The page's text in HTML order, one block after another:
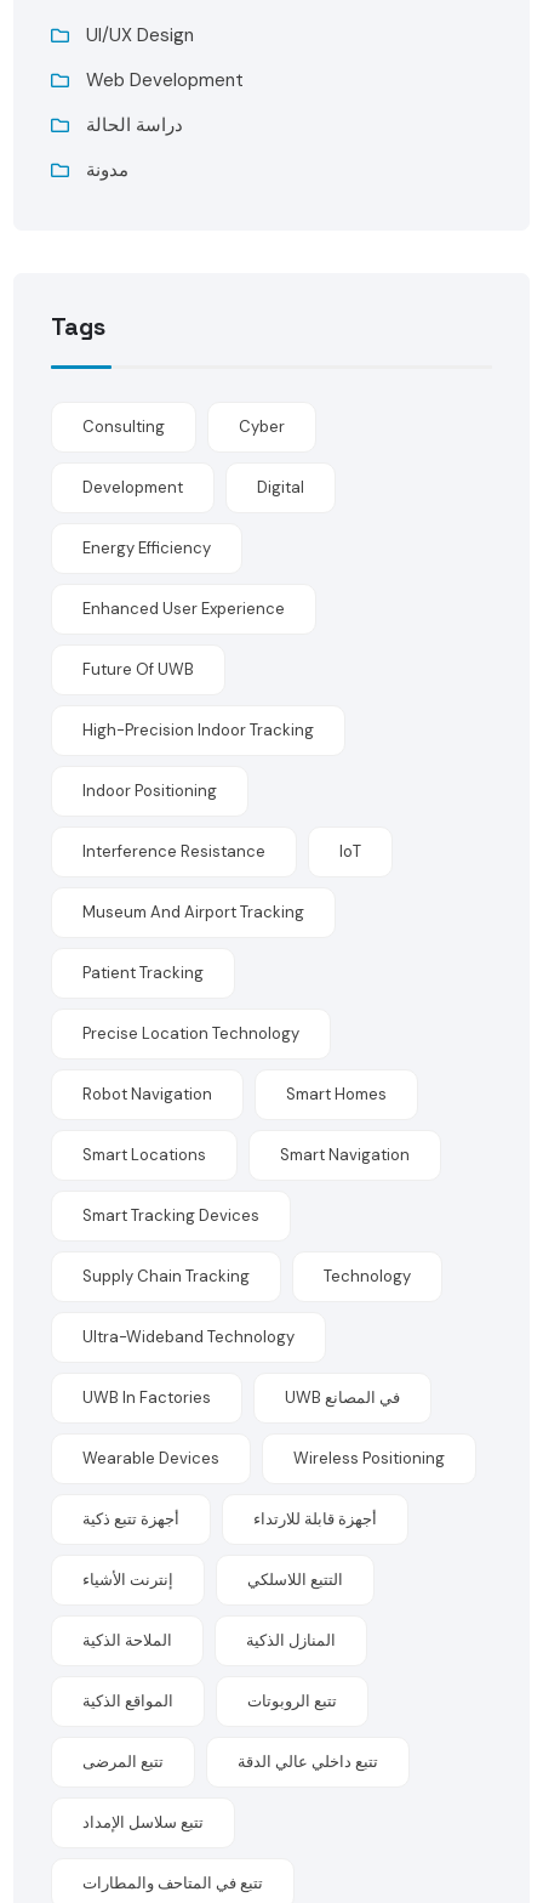
UI/UX Design
Web Development
دراسة الحالة
مدونة
Tags
Consulting Cyber
Development Digital
Energy Efficiency
Enhanced User Experience
Future Of UWB
High-Precision Indoor Tracking
Indoor Positioning
Interference Resistance IoT
Museum And Airport Tracking
Patient Tracking
Precise Location Technology
Robot Navigation Smart Homes
Smart Locations Smart Navigation
Smart Tracking Devices
Supply Chain Tracking Technology
Ultra-Wideband Technology
UWB In Factories UWB في المصانع
Wearable Devices Wireless Positioning
أجهزة تتبع ذكية أجهزة قابلة للارتداء
إنترنت الأشياء التتبع اللاسلكي
الملاحة الذكية المنازل الذكية
المواقع الذكية تتبع الروبوتات
تتبع المرضى تتبع داخلي عالي الدقة
تتبع سلاسل الإمداد
تتبع في المتاحف والمطارات